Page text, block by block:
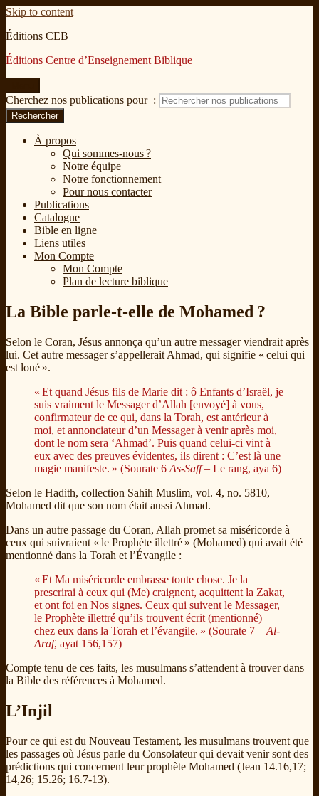
Skip to content
Éditions CEB
Éditions Centre d’Enseignement Biblique
Cherchez nos publications pour :
Rechercher
À propos
Qui sommes-nous ?
Notre équipe
Notre fonctionnement
Pour nous contacter
Publications
Catalogue
Bible en ligne
Liens utiles
Mon Compte
Mon Compte
Plan de lecture biblique
La Bible parle-t-elle de Mohamed ?
Selon le Coran, Jésus annonça qu’un autre messager viendrait après
lui. Cet autre messager s’appellerait Ahmad, qui signifie « celui qui
est loué ».
« Et quand Jésus fils de Marie dit : ô Enfants d’Israël, je
suis vraiment le Messager d’Allah [envoyé] à vous,
confirmateur de ce qui, dans la Torah, est antérieur à
moi, et annonciateur d’un Messager à venir après moi,
dont le nom sera ‘Ahmad’. Puis quand celui-ci vint à
eux avec des preuves évidentes, ils dirent : C’est là une
magie manifeste. » (Sourate 6 As-Saff– Le rang, aya 6)
Selon le Hadith, collection Sahih Muslim, vol. 4, no. 5810,
Mohamed dit que son nom était aussi Ahmad.
Dans un autre passage du Coran, Allah promet sa miséricorde à
ceux qui suivraient « le Prophète illettré » (Mohamed) qui avait été
mentionné dans la Torah et l’Évangile :
« Et Ma miséricorde embrasse toute chose. Je la
prescrirai à ceux qui (Me) craignent, acquittent la Zakat,
et ont foi en Nos signes. Ceux qui suivent le Messager,
le Prophète illettré qu’ils trouvent écrit (mentionné)
chez eux dans la Torah et l’évangile. » (Sourate 7 – Al-
Araf, ayat 156,157)
Compte tenu de ces faits, les musulmans s’attendent à trouver dans
la Bible des références à Mohamed.
L’Injil
Pour ce qui est du Nouveau Testament, les musulmans trouvent que
les passages où Jésus parle du Consolateur qui devait venir sont des
prédictions qui concernent leur prophète Mohamed (Jean 14.16,17;
14,26; 15.26; 16.7-13).